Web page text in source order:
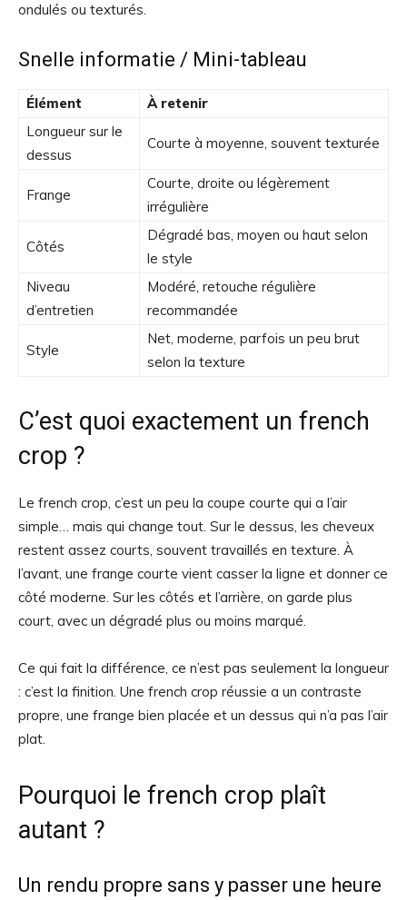
ondulés ou texturés.
Snelle informatie / Mini-tableau
Élément
À retenir
Longueur sur le
dessus
Courte à moyenne, souvent texturée
Frange
Courte, droite ou légèrement
irrégulière
Côtés
Dégradé bas, moyen ou haut selon
le style
Niveau
d’entretien
Modéré, retouche régulière
recommandée
Style
Net, moderne, parfois un peu brut
selon la texture
C’est quoi exactement un french
crop ?
Le french crop, c’est un peu la coupe courte qui a l’air
simple… mais qui change tout. Sur le dessus, les cheveux
restent assez courts, souvent travaillés en texture. À
l’avant, une frange courte vient casser la ligne et donner ce
côté moderne. Sur les côtés et l’arrière, on garde plus
court, avec un dégradé plus ou moins marqué.
Ce qui fait la différence, ce n’est pas seulement la longueur
: c’est la finition. Une french crop réussie a un contraste
propre, une frange bien placée et un dessus qui n’a pas l’air
plat.
Pourquoi le french crop plaît
autant ?
Un rendu propre sans y passer une heure